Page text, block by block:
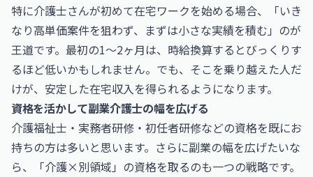
特に介護士さんが初めて在宅ワークを始める場合、「いき
なり高単価案件を狙わず、まずは小さな実績を積む」のが
王道です。最初の1〜2ヶ月は、時給換算するとびっくりす
るほど低いかもしれません。でも、そこを乗り越えた人だ
けが、安定した在宅収入を得られるようになります。
資格を活かして副業介護士の幅を広げる
介護福祉士・実務者研修・初任者研修などの資格を既にお
持ちの方は多いと思います。さらに副業の幅を広げたいな
ら、「介護×別領域」の資格を取るのも一つの戦略です。